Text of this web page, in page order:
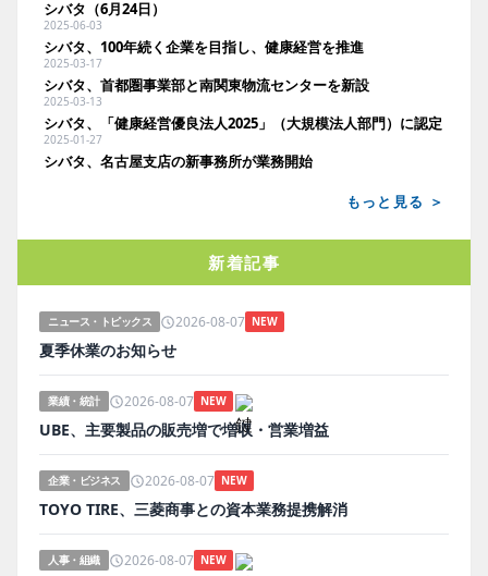
シバタ（6月24日）
2025-06-03
シバタ、100年続く企業を目指し、健康経営を推進
2025-03-17
シバタ、首都圏事業部と南関東物流センターを新設
2025-03-13
シバタ、「健康経営優良法人2025」（大規模法人部門）に認定
2025-01-27
シバタ、名古屋支店の新事務所が業務開始
もっと見る ＞
新着記事
ニュース・トピックス 2026-08-07 NEW
夏季休業のお知らせ
業績・統計 2026-08-07 NEW
UBE、主要製品の販売増で増収・営業増益
企業・ビジネス 2026-08-07 NEW
TOYO TIRE、三菱商事との資本業務提携解消
人事・組織 2026-08-07 NEW